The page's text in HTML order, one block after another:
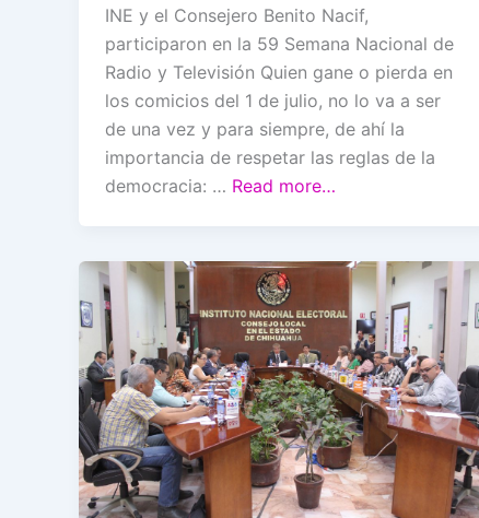
INE y el Consejero Benito Nacif,
participaron en la 59 Semana Nacional de
Radio y Televisión Quien gane o pierda en
los comicios del 1 de julio, no lo va a ser
de una vez y para siempre, de ahí la
importancia de respetar las reglas de la
democracia: … Read more…